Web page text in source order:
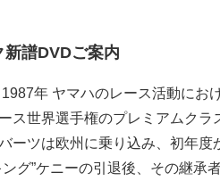
新譜DVDご案内
年 ヤマハのレース活動にお
ス世界選手権のプレミアムク
ーツは欧州に乗り込み、初年
ング”ケニーの引退後、その継